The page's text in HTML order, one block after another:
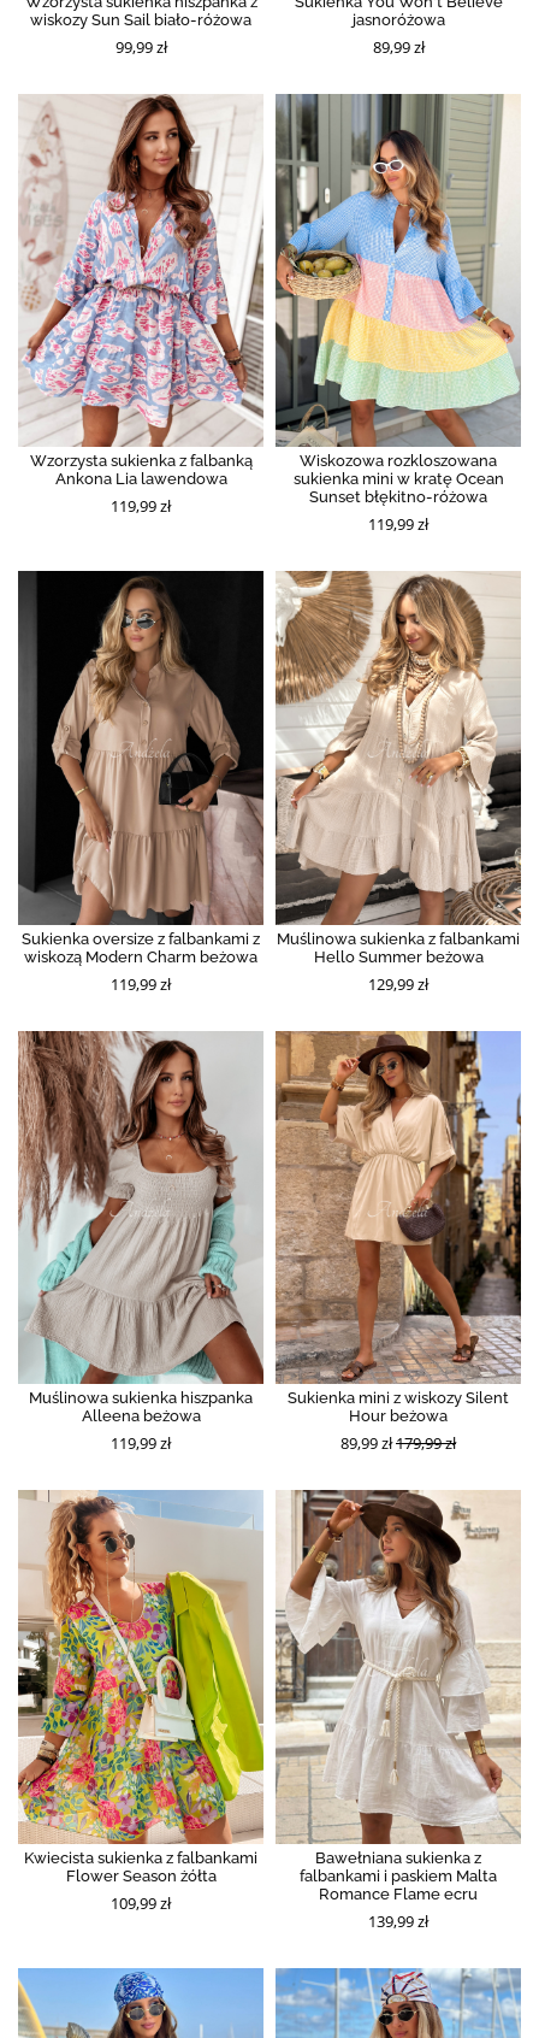
wiskozy Sun Sail biało-różowa
99,99 zł
jasnoróżowa
89,99 zł
Wzorzysta sukienka z falbanką
Ankona Lia lawendowa
119,99 zł
Wiskozowa rozkloszowana
sukienka mini w kratę Ocean
Sunset błękitno-różowa
119,99 zł
Sukienka oversize z falbankami z
wiskozą Modern Charm beżowa
119,99 zł
Muślinowa sukienka z falbankami
Hello Summer beżowa
129,99 zł
Muślinowa sukienka hiszpanka
Alleena beżowa
119,99 zł
Sukienka mini z wiskozy Silent
Hour beżowa
89,99 zł179,99 zł
Kwiecista sukienka z falbankami
Flower Season żółta
109,99 zł
Bawełniana sukienka z
falbankami i paskiem Malta
Romance Flame ecru
139,99 zł